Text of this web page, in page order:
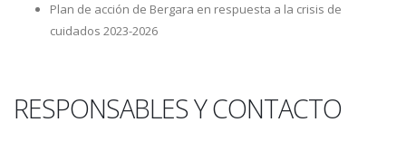
Plan de acción de Bergara en respuesta a la crisis de
cuidados 2023-2026
RESPONSABLES Y CONTACTO